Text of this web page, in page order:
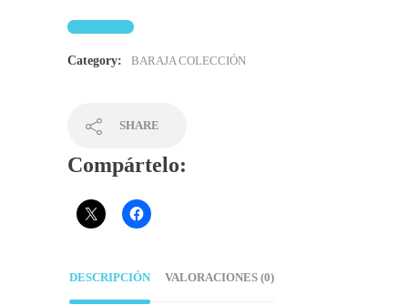
Category: BARAJA COLECCIÓN
SHARE
Compártelo:
DESCRIPCIÓN VALORACIONES (0)